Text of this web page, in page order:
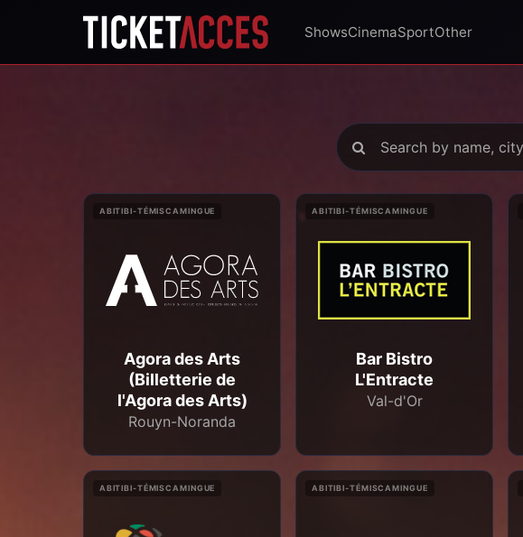
ShowsCinemaSportOther
ABITIBI-TÉMISCAMINGUE
Agora des Arts
(Billetterie de
l'Agora des Arts)
Rouyn-Noranda
ABITIBI-TÉMISCAMINGUE
Bar Bistro
L'Entracte
Val-d'Or
ABITIBI-TÉMISCAMINGUE ABITIBI-TÉMISCAMINGUE